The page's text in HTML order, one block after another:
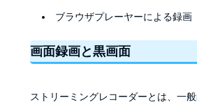
ブラウザプレーヤーによる録画
画面録画と黒画面
ストリーミングレコーダーとは、一